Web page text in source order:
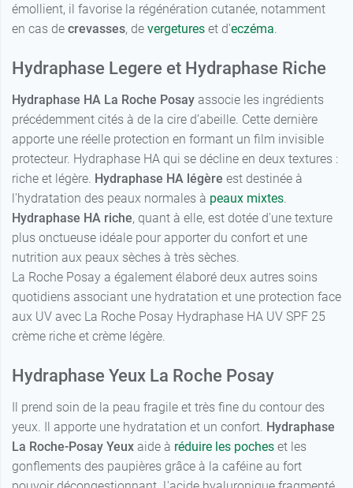
émollient, il favorise la régénération cutanée, notamment
en cas de crevasses, de vergetures et d'eczéma.
Hydraphase Legere et Hydraphase Riche
Hydraphase HA La Roche Posay associe les ingrédients
précédemment cités à de la cire d’abeille. Cette dernière
apporte une réelle protection en formant un film invisible
protecteur. Hydraphase HA qui se décline en deux textures :
riche et légère. Hydraphase HA légère est destinée à
l'hydratation des peaux normales à peaux mixtes.
Hydraphase HA riche, quant à elle, est dotée d'une texture
plus onctueuse idéale pour apporter du confort et une
nutrition aux peaux sèches à très sèches.
La Roche Posay a également élaboré deux autres soins
quotidiens associant une hydratation et une protection face
aux UV avec La Roche Posay Hydraphase HA UV SPF 25
crème riche et crème légère.
Hydraphase Yeux La Roche Posay
Il prend soin de la peau fragile et très fine du contour des
yeux. Il apporte une hydratation et un confort. Hydraphase
La Roche-Posay Yeux aide à réduire les poches et les
gonflements des paupières grâce à la caféine au fort